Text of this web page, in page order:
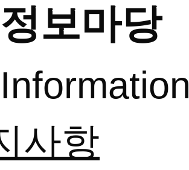
정보마당
사항